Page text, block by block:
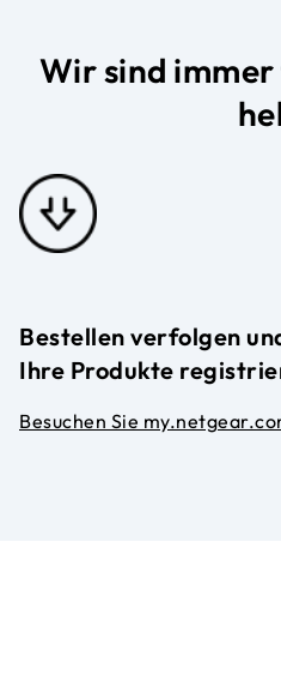
Wir sind immer
Bestellen verfolgen
Ihre Produkte
Besuchen Sie